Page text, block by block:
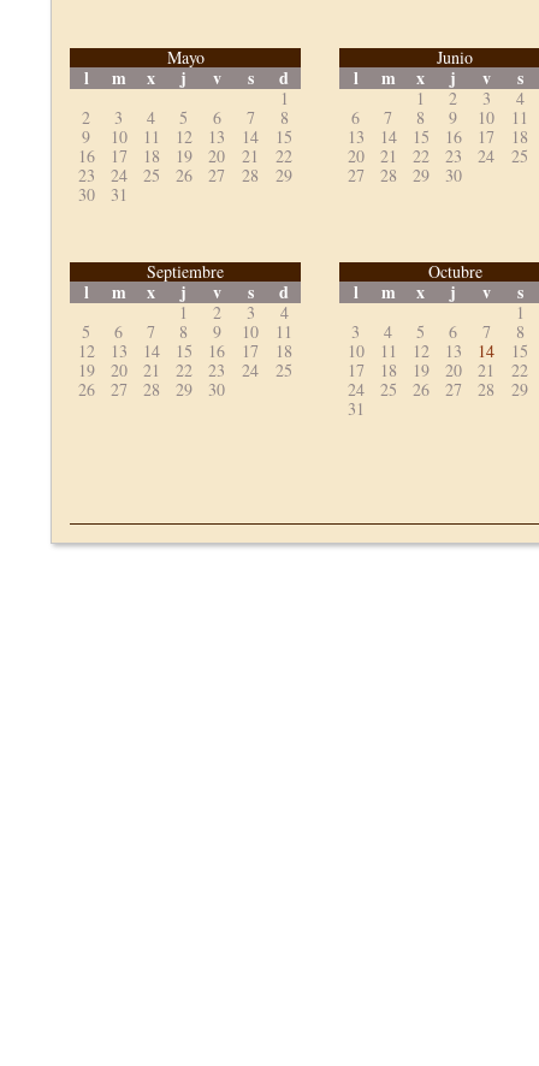
Mayo
l m x j v s d
1
2
3 4 5 6 7
8
9
10 11 12 13 14
15
16
17 18 19 20 21
22
23
24 25 26 27 28
29
30
31
Junio
l m x j v s
1 2 3
4
6
7 8 9 10
11
13
14 15 16 17
18
20
21 22 23 24
25
27
28 29 30
Septiembre
l m x j v s d
1 2 3
4
5
6 7 8 9 10
11
12
13 14 15 16 17
18
19
20 21 22 23 24
25
26
27 28 29 30
Octubre
l m x j v s
1
3
4 5 6 7
8
10
11 12 13 14
15
17
18 19 20 21
22
24
25 26 27 28
29
31